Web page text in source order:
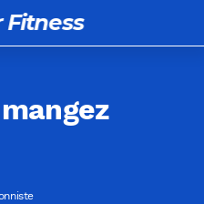
Fitness